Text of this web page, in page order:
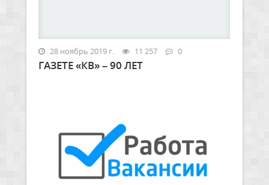
28 ноябрь 2019 г. 11 257 0
ГАЗЕТЕ «КВ» – 90 ЛЕТ